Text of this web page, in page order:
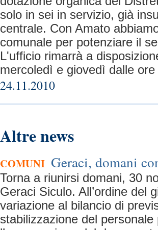
solo in sei in servizio, già
centrale. Con Amato
comunale per potenziare il
L'ufficio rimarrà a
mercoledì e giovedì dalle
24.11.2010
Altre news
COMUNI Geraci, domani
Torna a riunirsi domani, 30
Geraci Siculo. All’ordine del
variazione al bilancio di
stabilizzazione del